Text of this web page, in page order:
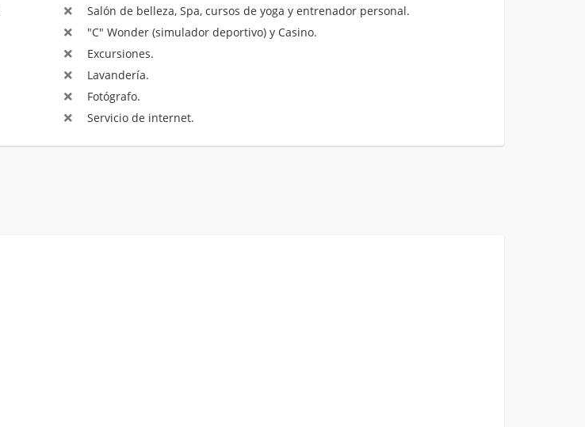
Salón de belleza, Spa, cursos de yoga y entrenador personal.
"C" Wonder (simulador deportivo) y Casino.
Excursiones.
Lavandería.
Fotógrafo.
Servicio de internet.